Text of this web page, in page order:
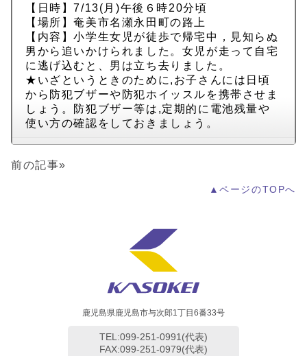
【日時】7/13(月)午後６時20分頃
【場所】奄美市名瀬永田町の路上
【内容】小学生女児が徒歩で帰宅中，見知らぬ
男から追いかけられました。女児が走って自宅
に逃げ込むと、男は立ち去りました。
★いざというときのために,お子さんには日頃
から防犯ブザーや防犯ホイッスルを携帯させま
しょう。防犯ブザー等は,定期的に電池残量や
使い方の確認をしておきましょう。
前の記事»
▲ページのTOPへ
鹿児島県鹿児島市与次郎1丁目6番33号
TEL:099-251-0991(代表)
FAX:099-251-0979(代表)